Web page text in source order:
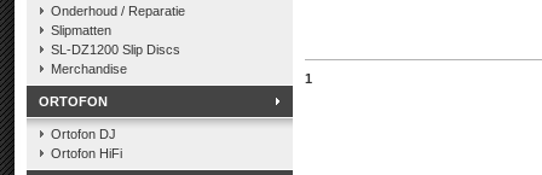
Onderhoud / Reparatie
Slipmatten
SL-DZ1200 Slip Discs
Merchandise
ORTOFON
Ortofon DJ
Ortofon HiFi
1